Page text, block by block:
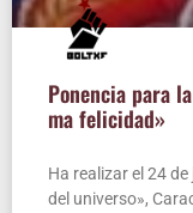
Ponen­cia para
ma felicidad»
Ha rea­li­zar el 24
del uni­ver­so»,